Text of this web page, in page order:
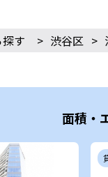
す > 渋谷区 >
面積・